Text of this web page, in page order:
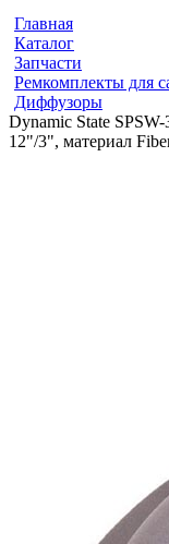
Главная
Каталог
Запчасти
Ремкомплекты для
Диффузоры
Dynamic State
12"/3", материал